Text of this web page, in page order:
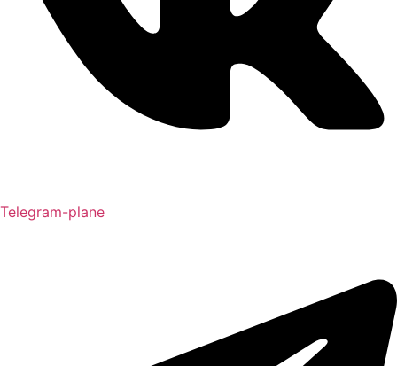
Telegram-plane